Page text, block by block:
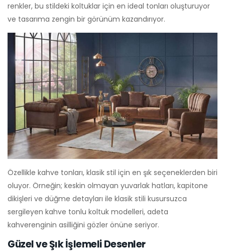
renkler, bu stildeki koltuklar için en ideal tonları oluşturuyor
ve tasarıma zengin bir görünüm kazandırıyor.
Özellikle kahve tonları, klasik stil için en şık seçeneklerden biri
oluyor. Örneğin; keskin olmayan yuvarlak hatları, kapitone
dikişleri ve düğme detayları ile klasik stili kusursuzca
sergileyen kahve tonlu koltuk modelleri, adeta
kahverenginin asilliğini gözler önüne seriyor.
Güzel ve Şık İşlemeli Desenler